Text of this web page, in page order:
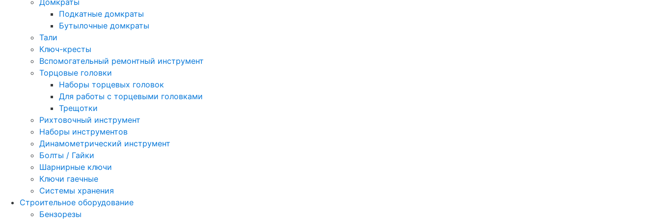
Домкраты
Подкатные домкраты
Бутылочные домкраты
Тали
Ключ-кресты
Вспомогательный ремонтный инструмент
Торцовые головки
Наборы торцевых головок
Для работы с торцевыми головками
Трещотки
Рихтовочный инструмент
Наборы инструментов
Динамометрический инструмент
Болты / Гайки
Шарнирные ключи
Ключи гаечные
Системы хранения
Строительное оборудование
Бензорезы